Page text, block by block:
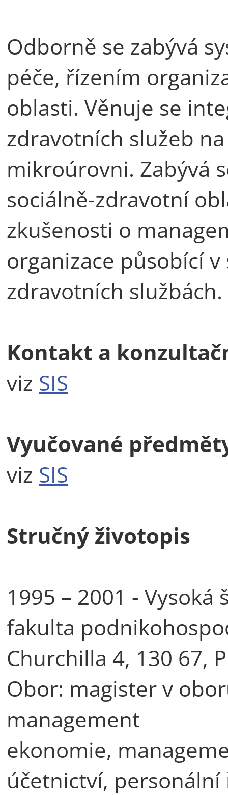
Odborně se zabývá
péče, řízením
oblasti. Věnuje se
zdravotních služeb
mikroúrovni. Zabývá
sociálně-zdravotní
zkušenosti o
organizace působící
zdravotních službách.
Kontakt a
viz SIS
Vyučované
viz SIS
Stručný životopis
1995 – 2001 -
fakulta
Churchilla 4, 130 67,
Obor: magister v
management
ekonomie,
účetnictví,